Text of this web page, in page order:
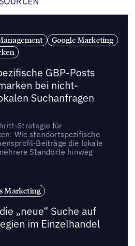
Google Marketing
GBP-Posts
bei nicht-
Suchanfragen
Strategie für
Wie standortspezifische
Beiträge die lokale
Standorte hinweg
Marketing
„neue“ Suche auf
im Einzelhandel